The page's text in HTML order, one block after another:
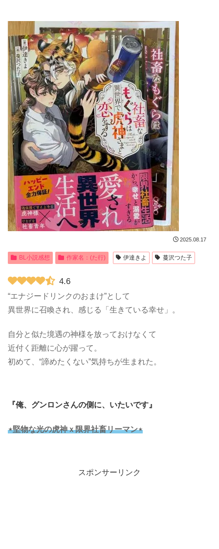
2025.08.17
BL小説感想 作家名：(た行) 伊達きよ 蔓沢つた子
4.6
“エナジードリンクのおまけ”として
異世界に召喚され、感じる「生きている幸せ」。
自分と似た境遇の神様を放っておけなくて
近付く距離に心が躍って。
初めて、“諦めたくない”気持ちが生まれた。
『俺、グンロンさんの側に、いたいです』
⋆堅物な光の虎神ｘ限界社畜リーマン⋆
スポンサーリンク